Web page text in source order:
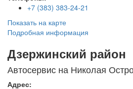
+7 (383) 383-24-21
Показать на карте
Подробная информация
Дзержинский район
Автосервис на Николая
Адрес: